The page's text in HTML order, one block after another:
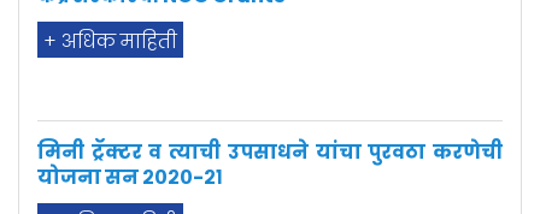
योजना सन २०२०-२१
+ अधिक माहिती